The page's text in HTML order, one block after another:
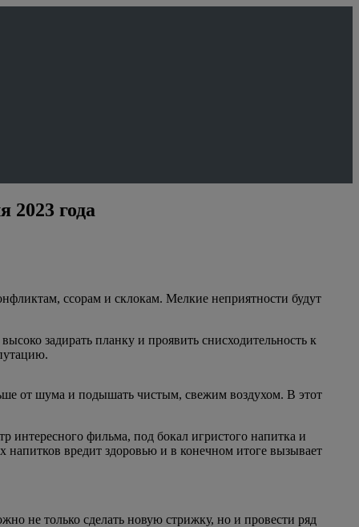
года
ссорам и склокам. Мелкие неприятности будут
задирать планку и проявить снисходительность к
от шума и подышать чистым, свежим воздухом. В этот
фильма, под бокал игристого напитка и
вредит здоровью и в конечном итоге вызывает
не только сделать новую стрижку, но и провести ряд